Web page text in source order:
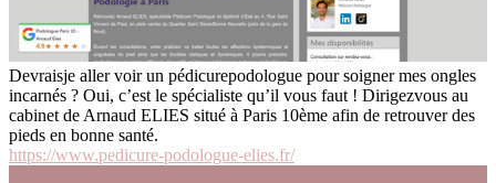
Devraisje aller voir un pédicurepodologue pour soigner mes ongles
incarnés ? Oui, c’est le spécialiste qu’il vous faut ! Dirigezvous au
cabinet de Arnaud ELIES situé à Paris 10ème afin de retrouver des
pieds en bonne santé.
https://www.pedicure-podologue-elies.fr/